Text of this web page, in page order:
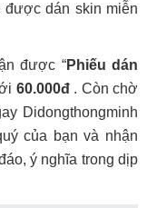
được dán skin miễn
được “Phiếu dán
60.000đ. Còn chờ
Didongthongminh
của bạn và nhận
ý nghĩa trong dịp